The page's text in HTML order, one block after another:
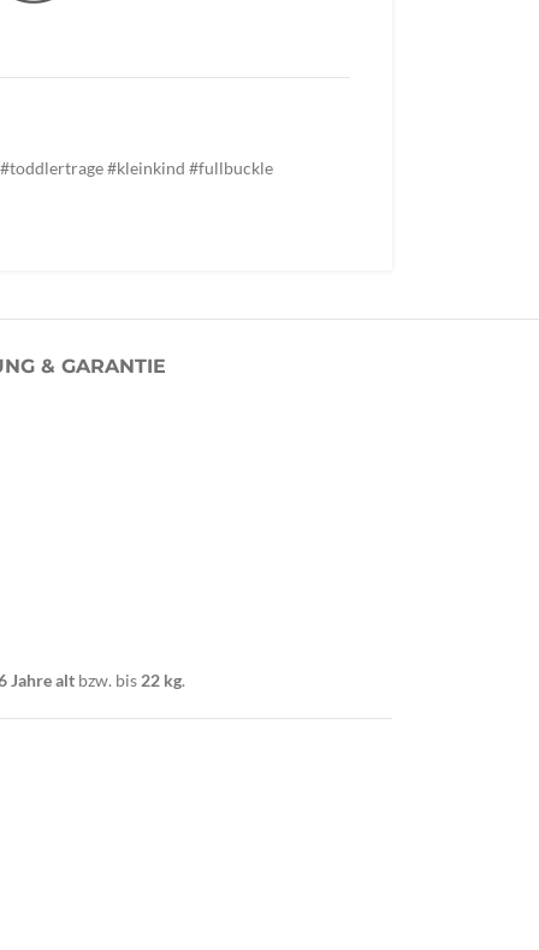
#kleinkind #fullbuckle
& GARANTIE
Jahre alt bzw. bis 22 kg.